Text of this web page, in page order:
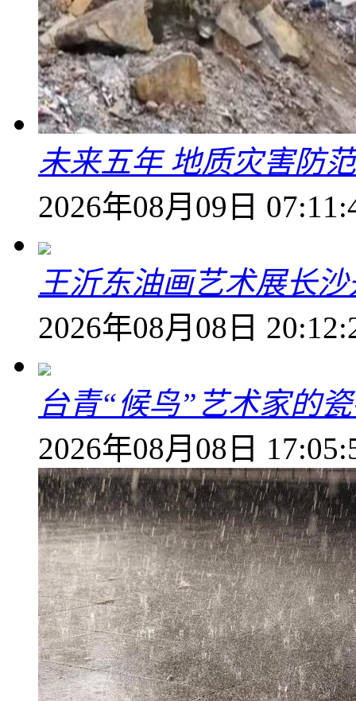
未来五年 地质灾害防
2026年08月09日
王沂东油画艺术展长
2026年08月08日
台青“候鸟”艺术家的
2026年08月08日